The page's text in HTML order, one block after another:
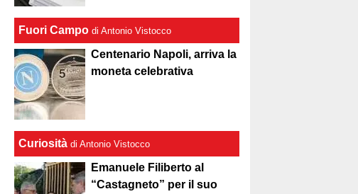
Fuori Campo di Antonio Vistocco
Centenario Napoli, arriva la
moneta celebrativa
Curiosità di Antonio Vistocco
Emanuele Filiberto al
“Castagneto” per il suo